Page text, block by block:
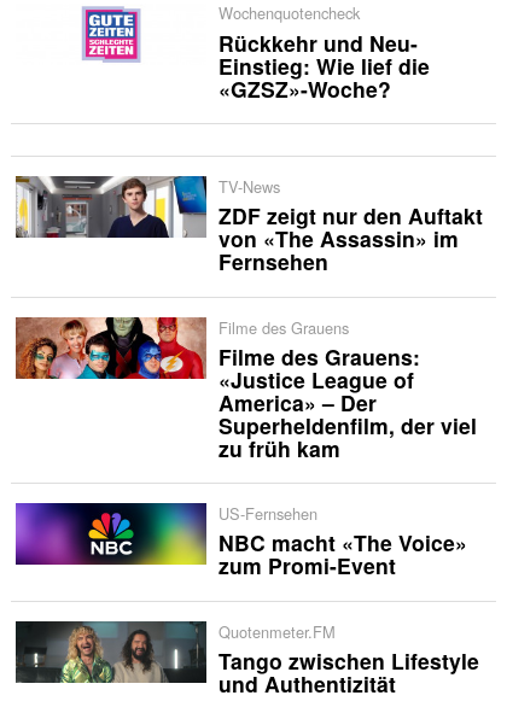
Wochenquotencheck
Rückkehr und Neu-
Einstieg: Wie lief die
«GZSZ»-Woche?
TV-News
ZDF zeigt nur den Auftakt
von «The Assassin» im
Fernsehen
Filme des Grauens
Filme des Grauens:
«Justice League of
America» – Der
Superheldenfilm, der viel
zu früh kam
US-Fernsehen
NBC macht «The Voice»
zum Promi-Event
Quotenmeter.FM
Tango zwischen Lifestyle
und Authentizität